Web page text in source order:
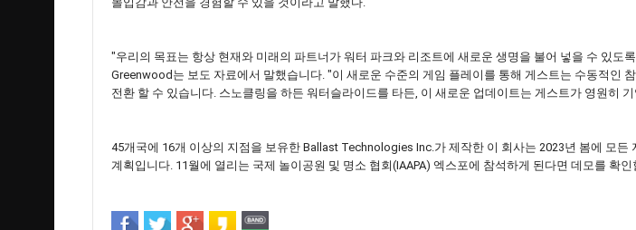
"우리의 목표는 항상 현재와 미래의 파트너가 워터 파크와 리조트에 새로운 생명을 불어 넣을 수 있도
Greenwood는 보도 자료에서 말했습니다. "이 새로운 수준의 게임 플레이를 통해 게스트는 수동적인
전환 할 수 있습니다. 스노클링을 하든 워터슬라이드를 타든, 이 새로운 업데이트는 게스트가 영원히
45개국에 16개 이상의 지점을 보유한 Ballast Technologies Inc.가 제작한 이 회사는 2023년 봄에 모든
계획입니다. 11월에 열리는 국제 놀이공원 및 명소 협회(IAAPA) 엑스포에 참석하게 된다면 데모를 확